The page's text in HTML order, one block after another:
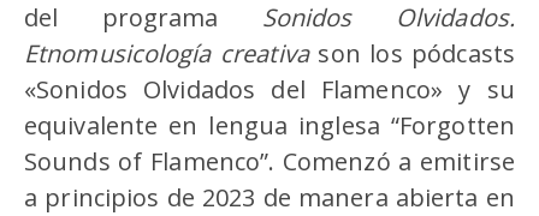
del programa Sonidos Olvidados.
Etnomusicología creativason los pódcasts
«Sonidos Olvidados del Flamenco» y su
equivalente en lengua inglesa “Forgotten
Sounds of Flamenco”. Comenzó a emitirse
a principios de 2023 de manera abierta en